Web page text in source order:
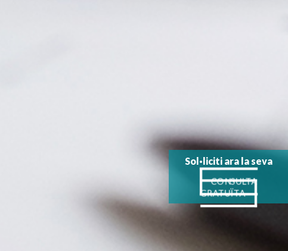
Sol·liciti ara la seva
CONSULTA
GRATUÏTA